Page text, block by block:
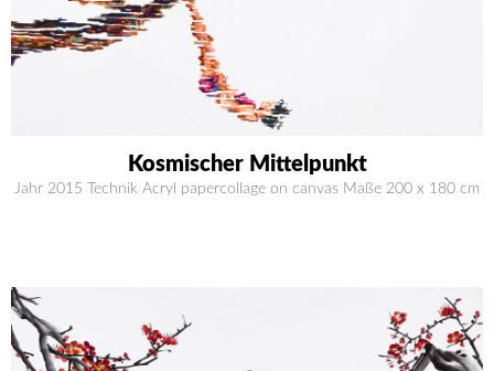
Kosmischer Mittelpunkt
Jahr 2015 Technik Acryl papercollage on canvas Maße 200 x 180 cm